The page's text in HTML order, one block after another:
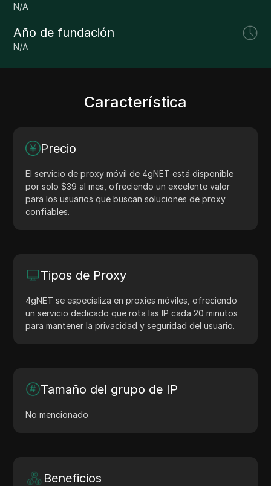
N/A
Año de fundación
N/A
Característica
Precio
El servicio de proxy móvil de 4gNET está disponible
por solo $39 al mes, ofreciendo un excelente valor
para los usuarios que buscan soluciones de proxy
confiables.
Tipos de Proxy
4gNET se especializa en proxies móviles, ofreciendo
un servicio dedicado que rota las IP cada 20 minutos
para mantener la privacidad y seguridad del usuario.
Tamaño del grupo de IP
No mencionado
Beneficios